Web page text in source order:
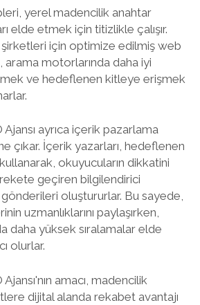
yerel madencilik anahtar
elde etmek için titizlikle çalışır.
şirketleri için optimize edilmiş web
motorlarında daha iyi
ve hedeflenen kitleye erişmek
ayrıca içerik pazarlama
çıkar. İçerik yazarları, hedeflenen
okuyucuların dikkatini
geçiren bilgilendirici
oluştururlar. Bu sayede,
uzmanlıklarını paylaşırken,
daha yüksek sıralamalar elde
olurlar.
amacı, madencilik
dijital alanda rekabet avantajı